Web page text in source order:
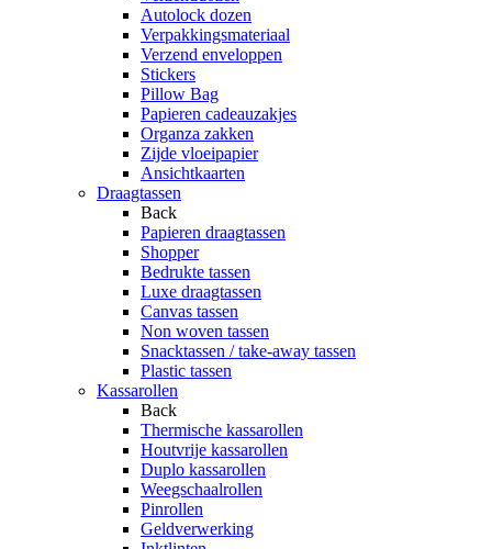
Autolock dozen
Verpakkingsmateriaal
Verzend enveloppen
Stickers
Pillow Bag
Papieren cadeauzakjes
Organza zakken
Zijde vloeipapier
Ansichtkaarten
Draagtassen
Back
Papieren draagtassen
Shopper
Bedrukte tassen
Luxe draagtassen
Canvas tassen
Non woven tassen
Snacktassen / take-away tassen
Plastic tassen
Kassarollen
Back
Thermische kassarollen
Houtvrije kassarollen
Duplo kassarollen
Weegschaalrollen
Pinrollen
Geldverwerking